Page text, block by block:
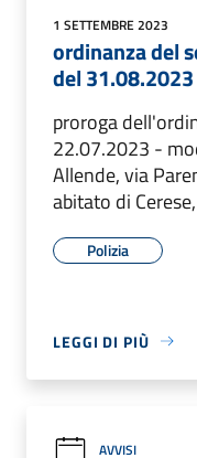
1 SETTEMBRE 2023
ordinanza del
del 31.08.2023
proroga
22.07.2023 -
Allende, via
abitato di
Polizia
LEGGI DI PIÙ
AVVISI